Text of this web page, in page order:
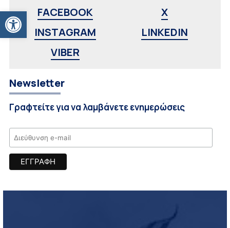
Ανοίξτε τη γραμμή εργαλείων
FACEBOOK
X
INSTAGRAM
LINKEDIN
VIBER
Newsletter
Γραφτείτε για να λαμβάνετε ενημερώσεις